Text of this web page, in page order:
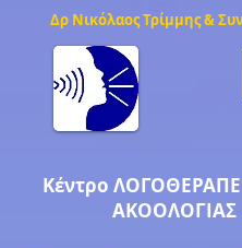
Δρ Νικόλαος Τρίμμης &
Κέντρο
ΑΚΟΟΛΟΓΙΑΣ